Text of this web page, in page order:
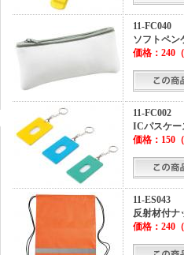
11-FC040
ソフトペン
価格： 240
11-FC002
ICパスケー
価格： 150
11-ES043
反射材付ナ
価格： 240